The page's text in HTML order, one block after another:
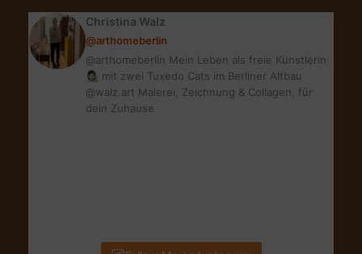
FÜR
DEINEN
TRIP
Christina Walz
@arthomeberlin
@arthomeberlin Mein Leben als freie Künstlerin
👩🏻‍🎨 mit zwei Tuxedo Cats im Berliner Altbau
@walz.art Malerei, Zeichnung & Collagen, für
dein Zuhause